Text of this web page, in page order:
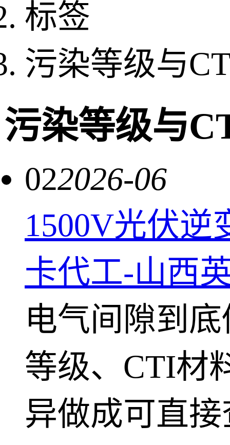
标签
污染等级与
污染等级与
022026-06
1500V光伏逆
卡代工-山西
电气间隙到底
等级、CTI材
异做成可直